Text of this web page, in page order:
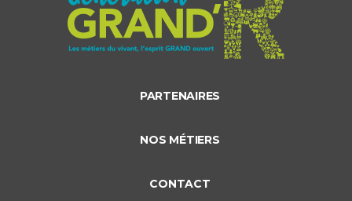
PARTENAIRES
NOS MÉTIERS
CONTACT